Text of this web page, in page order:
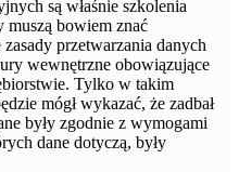
są właśnie szkolenia
bowiem znać
przetwarzania danych
wewnętrzne obowiązujące
Tylko w takim
mógł wykazać, że zadbał
były zgodnie z wymogami
dane dotyczą, były